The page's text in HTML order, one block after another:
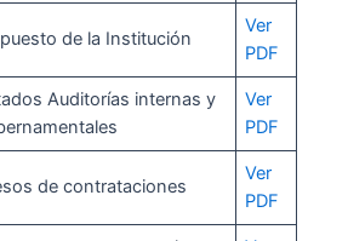
de la Institución
Ver
PDF
Auditorías internas y
Ver
PDF
de contrataciones
Ver
PDF